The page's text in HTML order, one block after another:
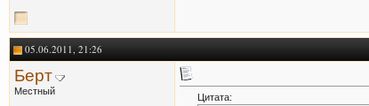
05.06.2011, 21:26
Берт
Местный
Цитата: